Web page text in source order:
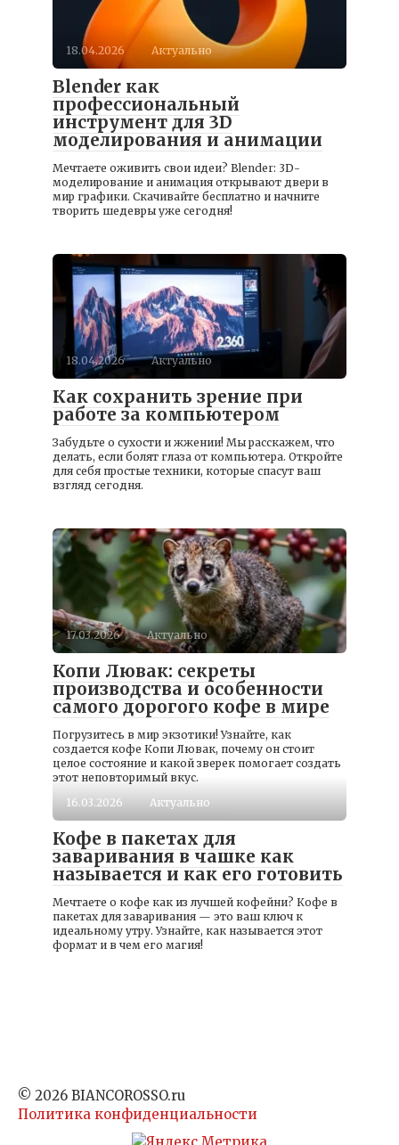
18.04.2026 Актуально
Blender как
профессиональный
инструмент для 3D
моделирования и анимации
Мечтаете оживить свои идеи? Blender: 3D-
моделирование и анимация открывают двери в
мир графики. Скачивайте бесплатно и начните
творить шедевры уже сегодня!
18.04.2026 Актуально
Как сохранить зрение при
работе за компьютером
Забудьте о сухости и жжении! Мы расскажем, что
делать, если болят глаза от компьютера. Откройте
для себя простые техники, которые спасут ваш
взгляд сегодня.
17.03.2026 Актуально
Копи Лювак: секреты
производства и особенности
самого дорогого кофе в мире
Погрузитесь в мир экзотики! Узнайте, как
создается кофе Копи Лювак, почему он стоит
целое состояние и какой зверек помогает создать
этот неповторимый вкус.
16.03.2026
Актуально
Кофе в пакетах для
заваривания в чашке как
называется и как его готовить
Мечтаете о кофе как из лучшей кофейни? Кофе в
пакетах для заваривания — это ваш ключ к
идеальному утру. Узнайте, как называется этот
формат и в чем его магия!
© 2026 BIANCOROSSO.ru
Политика конфиденциальности